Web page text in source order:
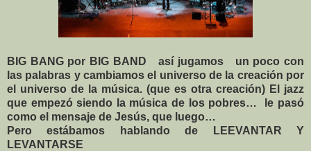
BIG BANG por BIG BAND así jugamos
un poco con
las palabras y cambiamos el universo de la creación por
el universo de la música. (que es otra creación) El jazz
que empezó siendo la música de los pobres…
le pasó
como el mensaje de Jesús, que luego…
Pero estábamos hablando de LEEVANTAR Y
LEVANTARSE